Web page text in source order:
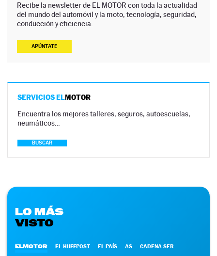
Recibe la newsletter de EL MOTOR con toda la actualidad
del mundo del automóvil y la moto, tecnología, seguridad,
conducción y eficiencia.
APÚNTATE
SERVICIOS ELMOTOR
Encuentra los mejores talleres, seguros, autoescuelas,
neumáticos…
BUSCAR
LO MÁS
VISTO
ELMOTOR EL HUFFPOST EL PAÍS AS CADENA SER